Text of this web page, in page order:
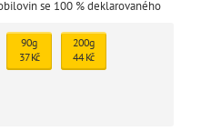
se 100 % deklarovaného
přídavkem oleje z ostropestřce
mariánského
90g
37 Kč
200g
44 Kč